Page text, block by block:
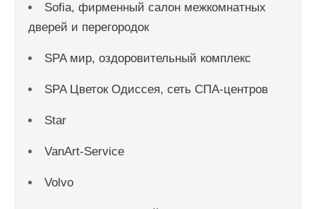
Sofia, фирменный салон межкомнатных
дверей и перегородок
SPA мир, оздоровительный комплекс
SPA Цветок Одиссея, сеть СПА-центров
Star
VanArt-Service
Volvo